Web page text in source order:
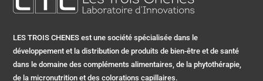
LES TROIS CHENES est une société spécialisée dans le
développement et la distribution de produits de bien-être et de santé
dans le domaine des compléments alimentaires, de la phytothérapie,
de la micronutrition et des colorations capillaires.